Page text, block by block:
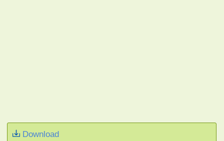
Download